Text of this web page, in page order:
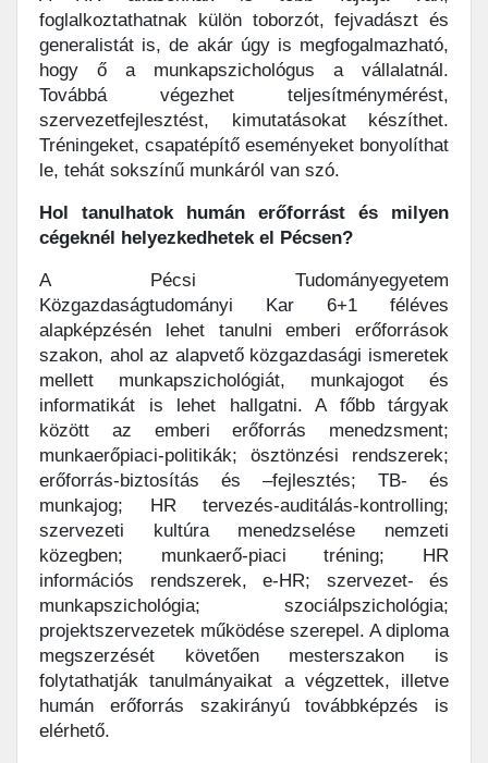
foglalkoztathatnak külön toborzót, fejvadászt és
generalistát is, de akár úgy is megfogalmazható,
hogy ő a munkapszichológus a vállalatnál.
Továbbá végezhet teljesítménymérést,
szervezetfejlesztést, kimutatásokat készíthet.
Tréningeket, csapatépítő eseményeket bonyolíthat
le, tehát sokszínű munkáról van szó.
Hol tanulhatok humán erőforrást és milyen
cégeknél helyezkedhetek el Pécsen?
A Pécsi Tudományegyetem
Közgazdaságtudományi Kar 6+1 féléves
alapképzésén lehet tanulni emberi erőforrások
szakon, ahol az alapvető közgazdasági ismeretek
mellett munkapszichológiát, munkajogot és
informatikát is lehet hallgatni. A főbb tárgyak
között az emberi erőforrás menedzsment;
munkaerőpiaci-politikák; ösztönzési rendszerek;
erőforrás-biztosítás és –fejlesztés; TB- és
munkajog; HR tervezés-auditálás-kontrolling;
szervezeti kultúra menedzselése nemzeti
közegben; munkaerő-piaci tréning; HR
információs rendszerek, e-HR; szervezet- és
munkapszichológia; szociálpszichológia;
projektszervezetek működése szerepel. A diploma
megszerzését követően mesterszakon is
folytathatják tanulmányaikat a végzettek, illetve
humán erőforrás szakirányú továbbképzés is
elérhető.